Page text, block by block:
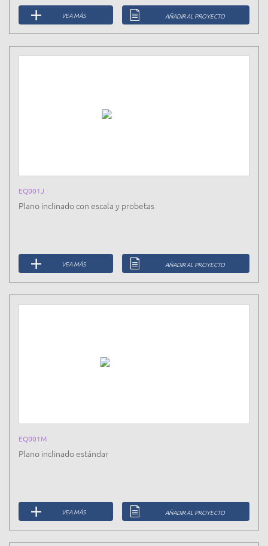
VEA MÁS AÑADIR AL PROYECTO
EQ001J
Plano inclinado con escala y probetas
VEA MÁS AÑADIR AL PROYECTO
EQ001M
Plano inclinado estándar
VEA MÁS AÑADIR AL PROYECTO